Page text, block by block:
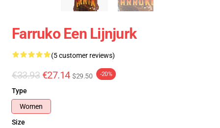
Farruko Een Lijnjurk
(5 customer reviews)
€33.93 €27.14 $29.50 -20%
Type
Women
Size